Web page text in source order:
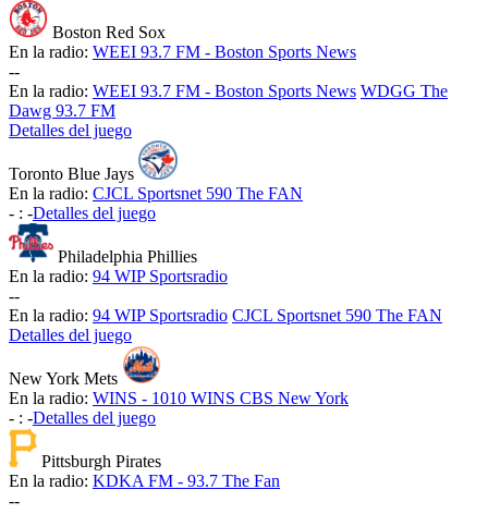
Boston Red Sox
En la radio: WEEI 93.7 FM - Boston Sports News
--
En la radio: WEEI 93.7 FM - Boston Sports News WDGG The
Dawg 93.7 FM
Detalles del juego
Toronto Blue Jays
En la radio: CJCL Sportsnet 590 The FAN
- : -Detalles del juego
Philadelphia Phillies
En la radio: 94 WIP Sportsradio
--
En la radio: 94 WIP Sportsradio CJCL Sportsnet 590 The FAN
Detalles del juego
New York Mets
En la radio: WINS - 1010 WINS CBS New York
- : -Detalles del juego
Pittsburgh Pirates
En la radio: KDKA FM - 93.7 The Fan
--